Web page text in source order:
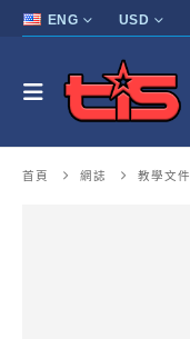
ENG USD
首頁 網誌 教學文件